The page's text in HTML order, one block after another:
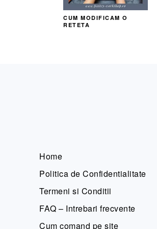
CUM MODIFICAM O
RETETA
Home
Politica de Confidentialitate
Termeni si Conditii
FAQ – Intrebari frecvente
Cum comand pe site